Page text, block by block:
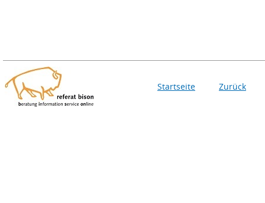
Startseite Zurück